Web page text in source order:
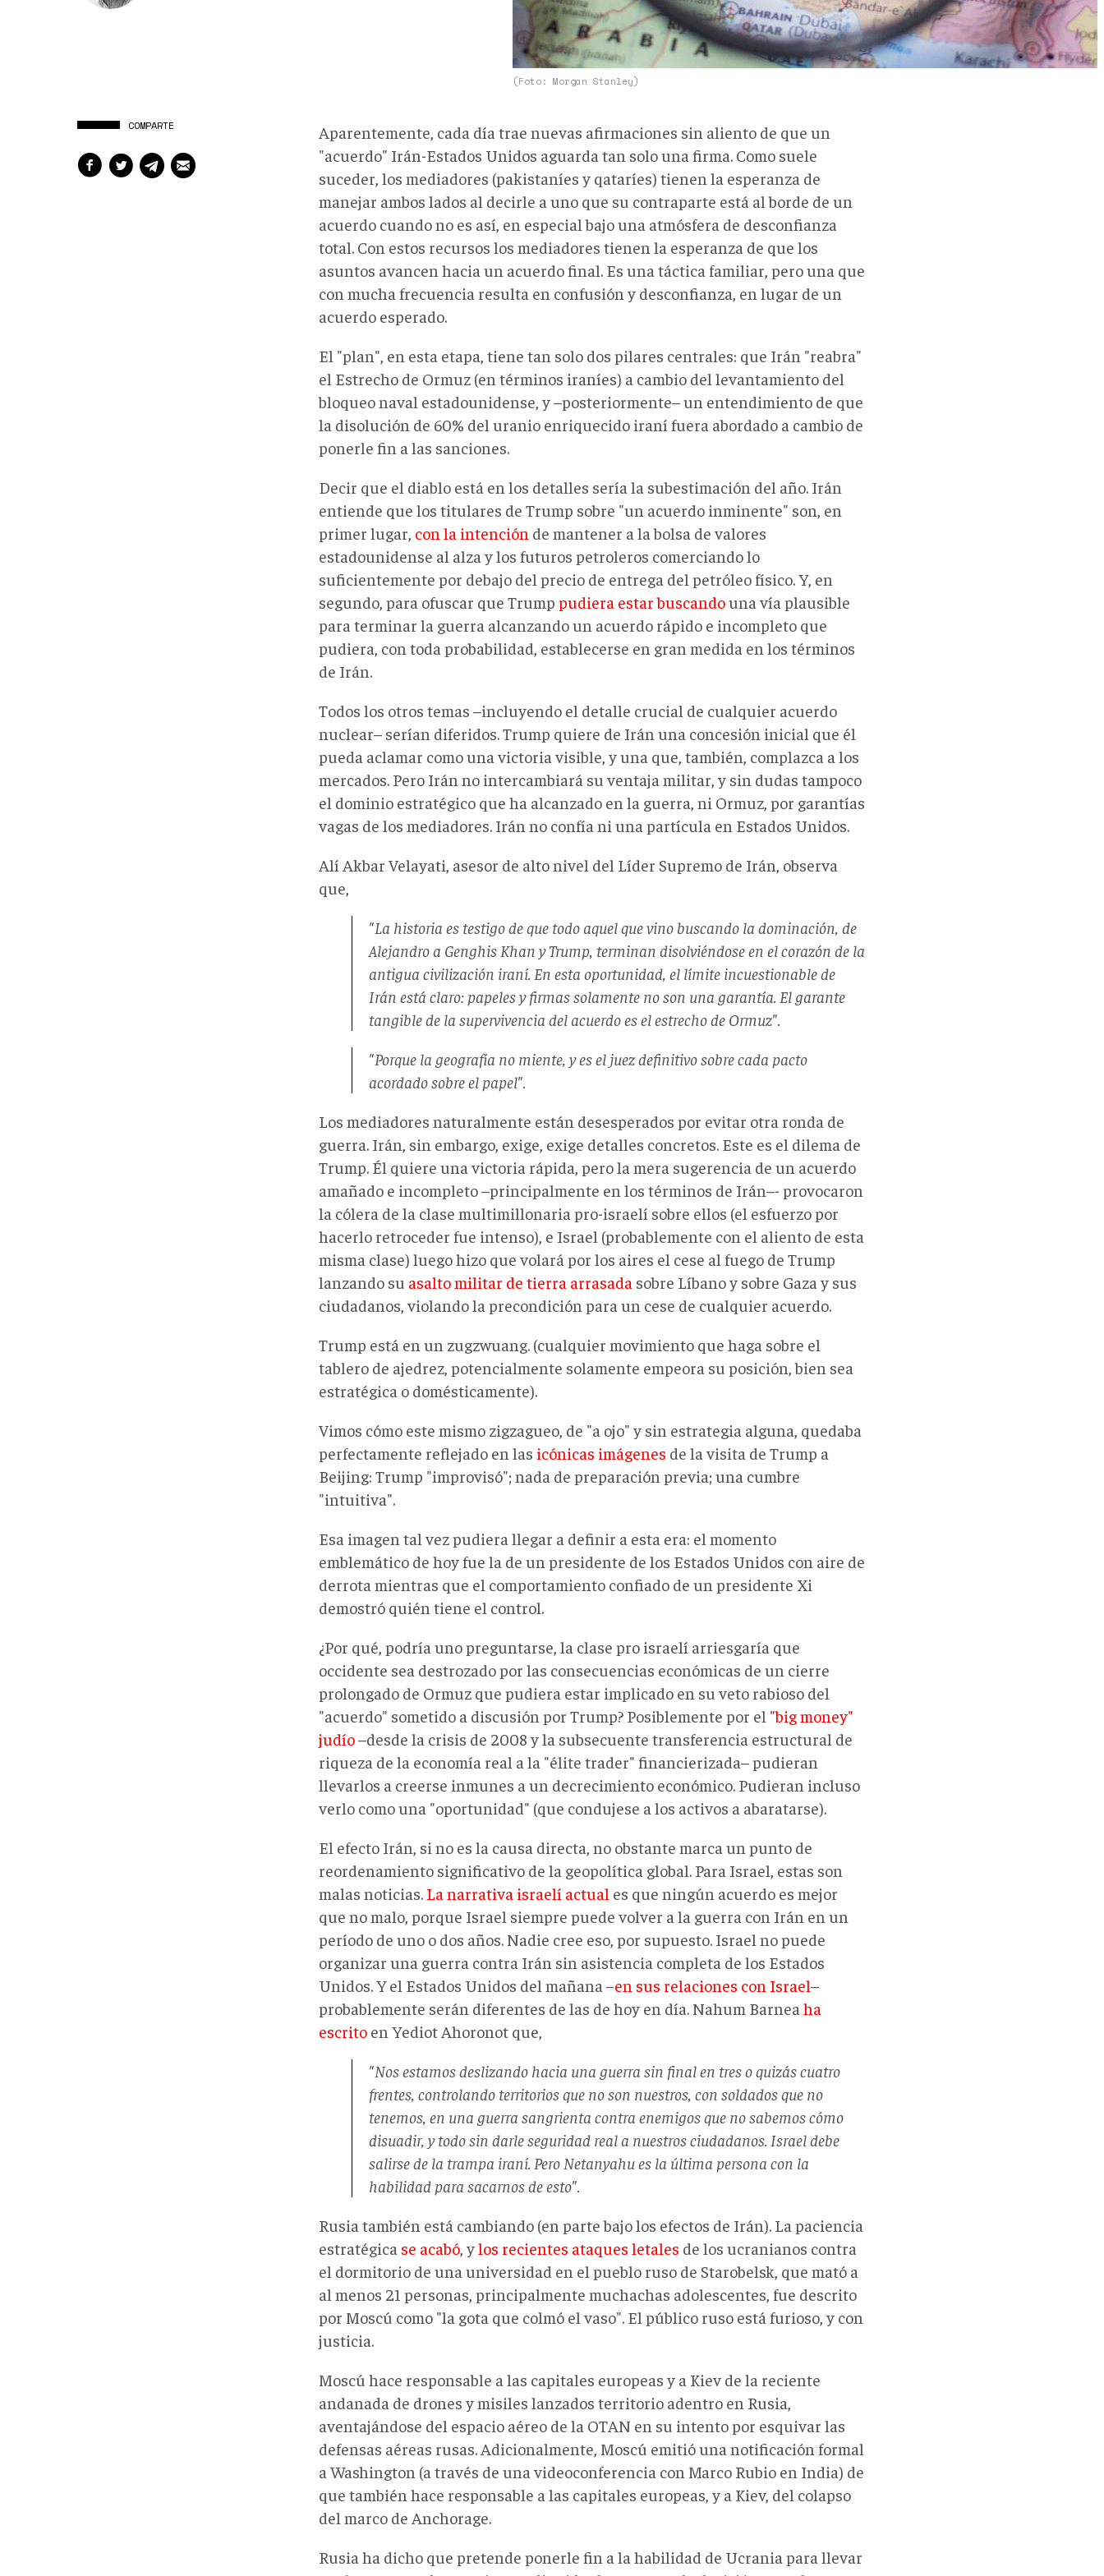
(Foto: Morgan Stanley)
COMPARTE
Aparentemente, cada día trae nuevas afirmaciones sin aliento de que un
"acuerdo" Irán-Estados Unidos aguarda tan solo una firma. Como suele
suceder, los mediadores (pakistaníes y qataríes) tienen la esperanza de
manejar ambos lados al decirle a uno que su contraparte está al borde de un
acuerdo cuando no es así, en especial bajo una atmósfera de desconfianza
total. Con estos recursos los mediadores tienen la esperanza de que los
asuntos avancen hacia un acuerdo final. Es una táctica familiar, pero una que
con mucha frecuencia resulta en confusión y desconfianza, en lugar de un
acuerdo esperado.
El "plan", en esta etapa, tiene tan solo dos pilares centrales: que Irán "reabra"
el Estrecho de Ormuz (en términos iraníes) a cambio del levantamiento del
bloqueo naval estadounidense, y –posteriormente– un entendimiento de que
la disolución de 60% del uranio enriquecido iraní fuera abordado a cambio de
ponerle fin a las sanciones.
Decir que el diablo está en los detalles sería la subestimación del año. Irán
entiende que los titulares de Trump sobre "un acuerdo inminente" son, en
primer lugar, con la intención de mantener a la bolsa de valores
estadounidense al alza y los futuros petroleros comerciando lo
suficientemente por debajo del precio de entrega del petróleo físico. Y, en
segundo, para ofuscar que Trump pudiera estar buscandouna vía plausible
para terminar la guerra alcanzando un acuerdo rápido e incompleto que
pudiera, con toda probabilidad, establecerse en gran medida en los términos
de Irán.
Todos los otros temas –incluyendo el detalle crucial de cualquier acuerdo
nuclear– serían diferidos. Trump quiere de Irán una concesión inicial que él
pueda aclamar como una victoria visible, y una que, también, complazca a los
mercados. Pero Irán no intercambiará su ventaja militar, y sin dudas tampoco
el dominio estratégico que ha alcanzado en la guerra, ni Ormuz, por garantías
vagas de los mediadores. Irán no confía ni una partícula en Estados Unidos.
Alí Akbar Velayati, asesor de alto nivel del Líder Supremo de Irán, observa
que,
"La historia es testigo de que todo aquel que vino buscando la dominación, de
Alejandro a Genghis Khan y Trump, terminan disolviéndose en el corazón de la
antigua civilización iraní. En esta oportunidad, el límite incuestionable de
Irán está claro: papeles y firmas solamente no son una garantía. El garante
tangible de la supervivencia del acuerdo es el estrecho de Ormuz".
"Porque la geografía no miente, y es el juez definitivo sobre cada pacto
acordadosobre el papel".
Los mediadores naturalmente están desesperados por evitar otra ronda de
guerra. Irán, sin embargo, exige, exige detalles concretos. Este es el dilema de
Trump. Él quiere una victoria rápida, pero la mera sugerencia de un acuerdo
amañado e incompleto –principalmente en los términos de Irán–- provocaron
la cólera de la clase multimillonaria pro-israelí sobre ellos (el esfuerzo por
hacerlo retroceder fue intenso), e Israel (probablemente con el aliento de esta
misma clase) luego hizo que volará por los aires el cese al fuego de Trump
lanzando su asalto militar de tierra arrasada sobre Líbano y sobre Gaza y sus
ciudadanos, violando la precondición para un cese de cualquier acuerdo.
Trump está en un zugzwuang. (cualquier movimiento que haga sobre el
tablero de ajedrez, potencialmente solamente empeora su posición, bien sea
estratégica o domésticamente).
Vimos cómo este mismo zigzagueo, de "a ojo" y sin estrategia alguna, quedaba
perfectamente reflejado en las icónicas imágenes de la visita de Trump a
Beijing: Trump "improvisó"; nada de preparación previa; una cumbre
"intuitiva".
Esa imagen tal vez pudiera llegar a definir a esta era: el momento
emblemático de hoy fue la de un presidente de los Estados Unidos con aire de
derrota mientras que el comportamiento confiado de un presidente Xi
demostró quién tiene el control.
¿Por qué, podría uno preguntarse, la clase pro israelí arriesgaría que
occidente sea destrozado por las consecuencias económicas de un cierre
prolongado de Ormuz que pudiera estar implicado en su veto rabioso del
"acuerdo" sometido a discusión por Trump? Posiblemente por el "big money"
judío–desde la crisis de 2008 y la subsecuente transferencia estructural de
riqueza de la economía real a la "élite trader" financierizada– pudieran
llevarlos a creerse inmunes a un decrecimiento económico. Pudieran incluso
verlo como una "oportunidad" (que condujese a los activos a abaratarse).
El efecto Irán, si no es la causa directa, no obstante marca un punto de
reordenamiento significativo de la geopolítica global. Para Israel, estas son
malas noticias. La narrativa israelí actual es que ningún acuerdo es mejor
que no malo, porque Israel siempre puede volver a la guerra con Irán en un
período de uno o dos años. Nadie cree eso, por supuesto. Israel no puede
organizar una guerra contra Irán sin asistencia completa de los Estados
Unidos. Y el Estados Unidos del mañana –en sus relaciones con Israel–
probablemente serán diferentes de las de hoy en día. Nahum Barnea ha
escrito en Yediot Ahoronot que,
"Nos estamos deslizando hacia una guerra sin final en tres o quizás cuatro
frentes, controlando territorios que no son nuestros, con soldados que no
tenemos, en una guerra sangrienta contra enemigos que no sabemos cómo
disuadir, y todo sin darle seguridad real a nuestros ciudadanos. Israel debe
salirse de la trampa iraní. Pero Netanyahu es la última persona con la
habilidad para sacarnos de esto".
Rusia también está cambiando (en parte bajo los efectos de Irán). La paciencia
estratégica se acabó, ylos recientes ataques letales de los ucranianos contra
el dormitorio de una universidad en el pueblo ruso de Starobelsk, que mató a
al menos 21 personas, principalmente muchachas adolescentes, fue descrito
por Moscú como "la gota que colmó el vaso". El público ruso está furioso, y con
justicia.
Moscú hace responsable a las capitales europeas y a Kiev de la reciente
andanada de drones y misiles lanzados territorio adentro en Rusia,
aventajándose del espacio aéreo de la OTAN en su intento por esquivar las
defensas aéreas rusas. Adicionalmente, Moscú emitió una notificación formal
a Washington (a través de una videoconferencia con Marco Rubio en India) de
que también hace responsable a las capitales europeas, y a Kiev, del colapso
del marco de Anchorage.
Rusia ha dicho que pretende ponerle fin a la habilidad de Ucrania para llevar